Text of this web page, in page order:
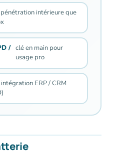
intérieure que
/ clé en main pour
usage pro
ERP / CRM